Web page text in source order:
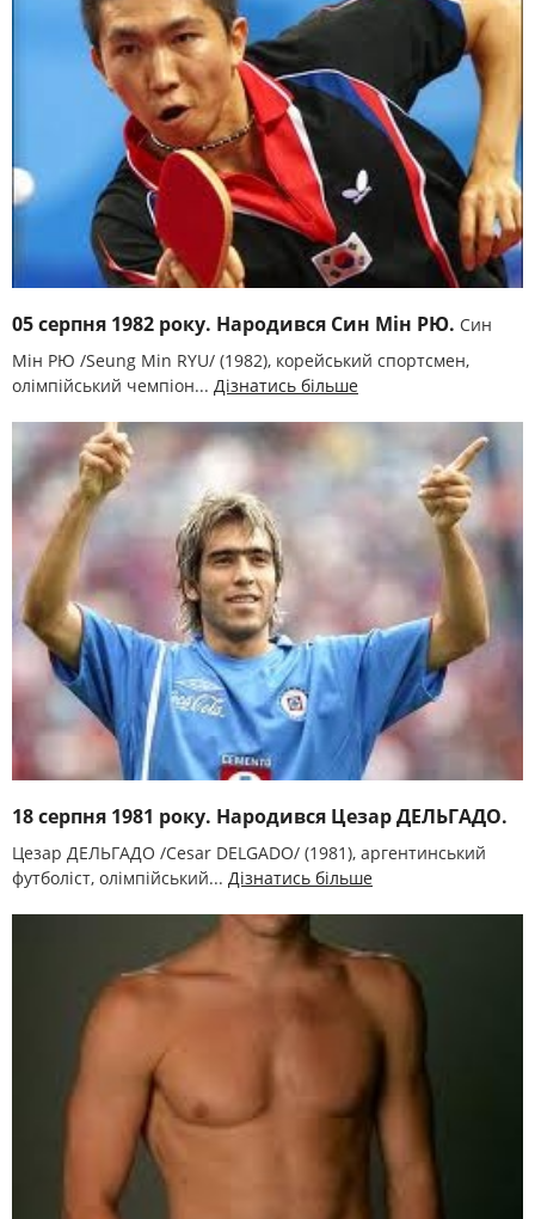
05 серпня 1982 року. Народився Син Мін РЮ. Син
Мін РЮ /Seung Min RYU/ (1982), корейський спортсмен,
олімпійський чемпіон... Дізнатись більше
18 серпня 1981 року. Народився Цезар ДЕЛЬГАДО.
Цезар ДЕЛЬГАДО /Cesar DELGADO/ (1981), аргентинський
футболіст, олімпійський... Дізнатись більше